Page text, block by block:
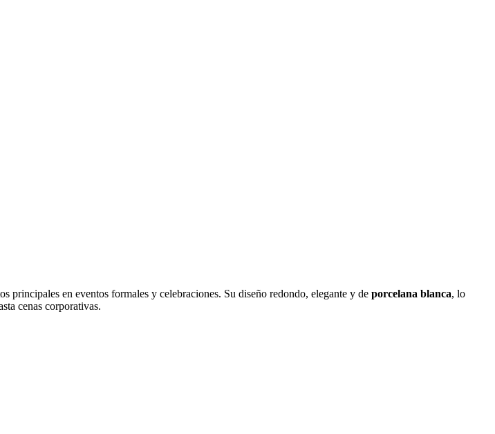
principales en eventos formales y celebraciones. Su diseño redondo, elegante y de porcelana blanca, lo
cenas corporativas.